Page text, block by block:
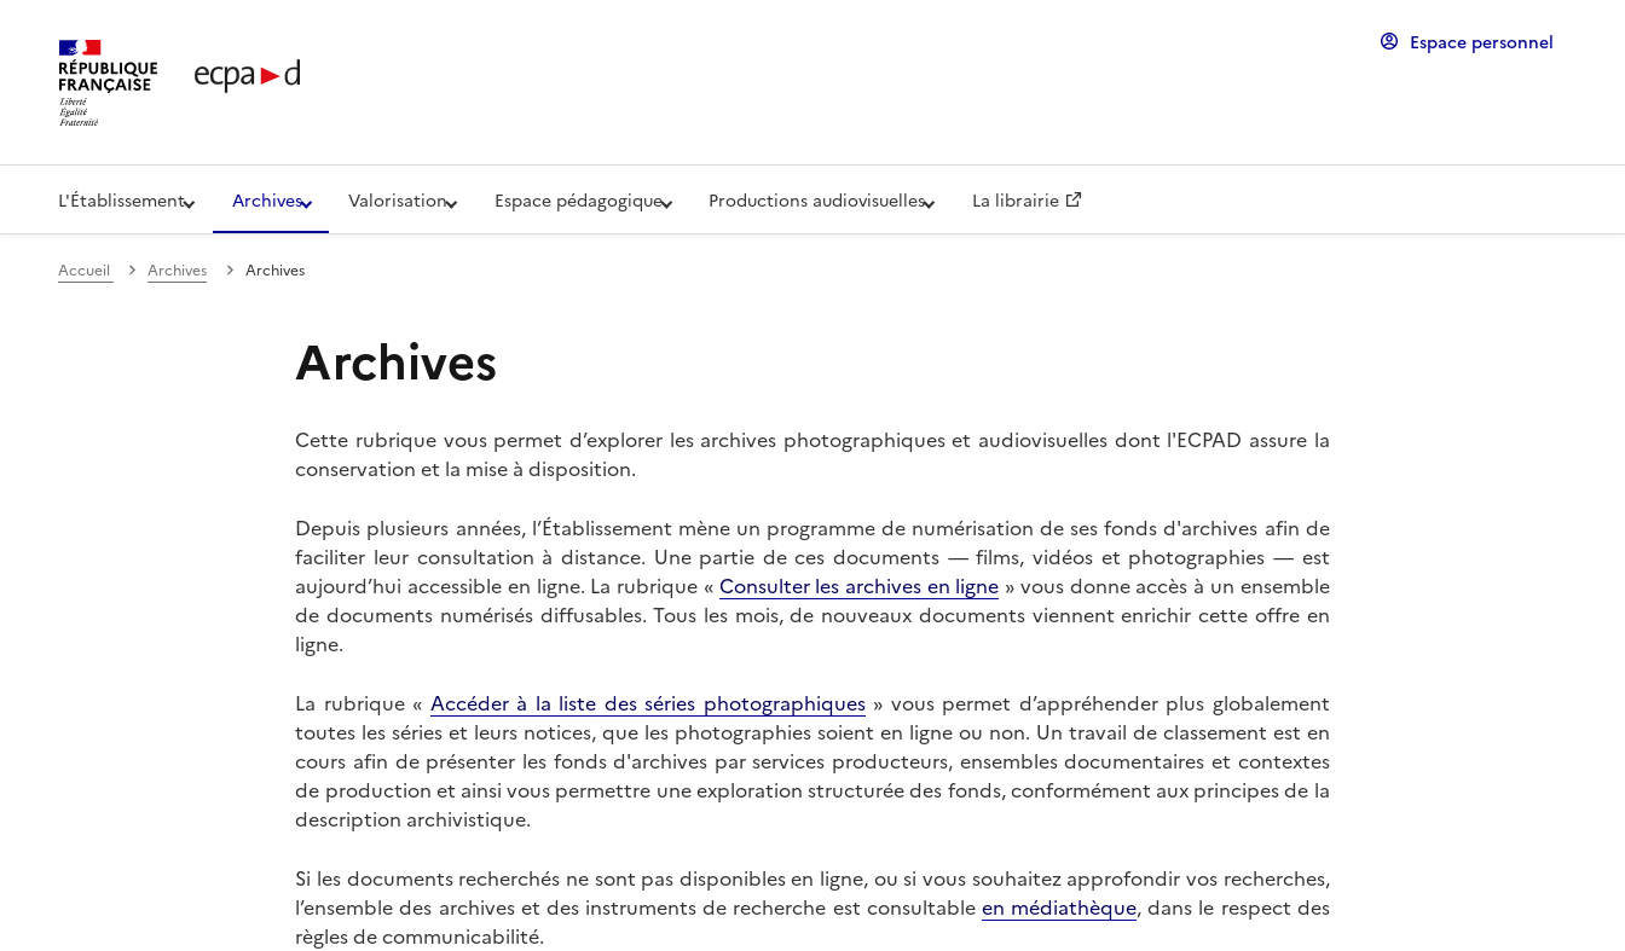
Établissement de communication et de production audiovisuelle de la Défense (ECPAD) Espace personnel
L'Établissement Archives Valorisation Espace pédagogique Productions audiovisuelles La librairie
Accueil Archives Archives
Archives
Cette rubrique vous permet d’explorer les archives photographiques et audiovisuelles dont l'ECPAD assure la
conservation et la mise à disposition.
Depuis plusieurs années, l’Établissement mène un programme de numérisation de ses fonds d'archives afin de
faciliter leur consultation à distance. Une partie de ces documents — films, vidéos et photographies — est
aujourd’hui accessible en ligne. La rubrique « Consulter les archives en ligne » vous donne accès à un ensemble
de documents numérisés diffusables. Tous les mois, de nouveaux documents viennent enrichir cette offre en
ligne.
La rubrique « Accéder à la liste des séries photographiques» vous permet d’appréhender plus globalement
toutes les séries et leurs notices, que les photographies soient en ligne ou non. Un travail de classement est en
cours afin de présenter les fonds d'archives par services producteurs, ensembles documentaires et contextes
de production et ainsi vous permettre une exploration structurée des fonds, conformément aux principes de la
description archivistique.
Si les documents recherchés ne sont pas disponibles en ligne, ou si vous souhaitez approfondir vos recherches,
l’ensemble des archives et des instruments de recherche est consultable en médiathèque, dans le respect des
règles de communicabilité.